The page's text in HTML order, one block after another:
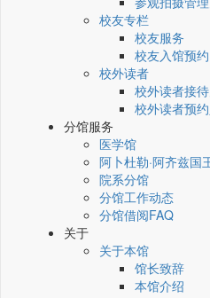
校友专栏
校友服务
校友入馆预约
校外读者
校外读者接
校外读者预
分馆服务
医学馆
阿卜杜勒·阿齐兹国
院系分馆
分馆工作动态
分馆借阅FAQ
关于
关于本馆
馆长致辞
本馆介绍